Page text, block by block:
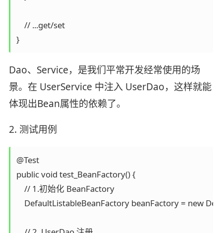
    // ...get/set
}
Dao、Service，是我们平常开发经常使用的场
景。在 UserService 中注入 UserDao，这样就能
体现出Bean属性的依赖了。
2. 测试用例
@Test
public void test_BeanFactory() {
    // 1.初始化 BeanFactory
DefaultListableBeanFactory beanFactory = new